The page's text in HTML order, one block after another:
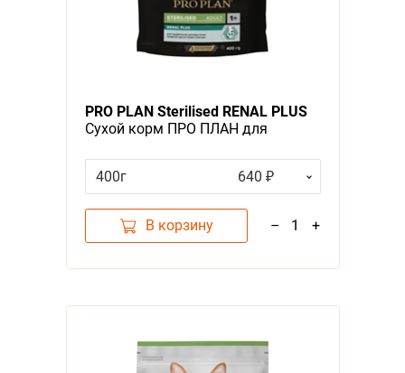
PRO PLAN Sterilised RENAL PLUS
Сухой корм ПРО ПЛАН для
поддержания здоровья почек
после стерилизации с лососем
400г 640 ₽
В корзину – 1 +